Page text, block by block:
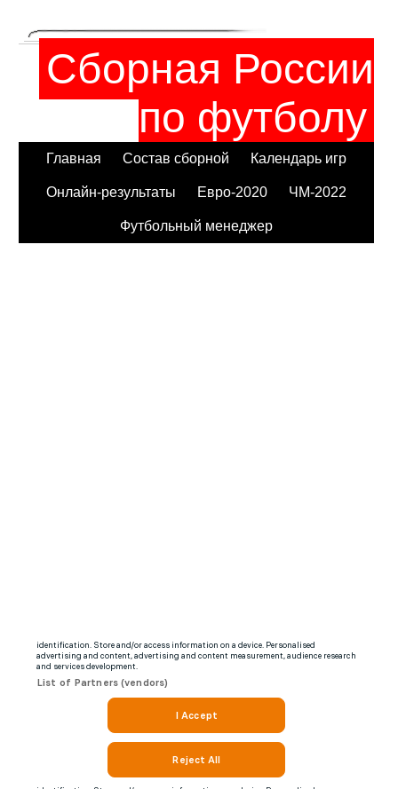
Сборная России
по футболу
Главная Состав сборной Календарь игр
Онлайн-результаты Евро-2020 ЧМ-2022
Футбольный менеджер